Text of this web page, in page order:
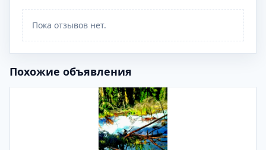
Пока отзывов нет.
Похожие объявления